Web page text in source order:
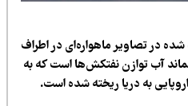
تصاویر ماهواره‌ای در اطراف
توازن نفتکش‌ها است که به
دریا ریخته شده است.